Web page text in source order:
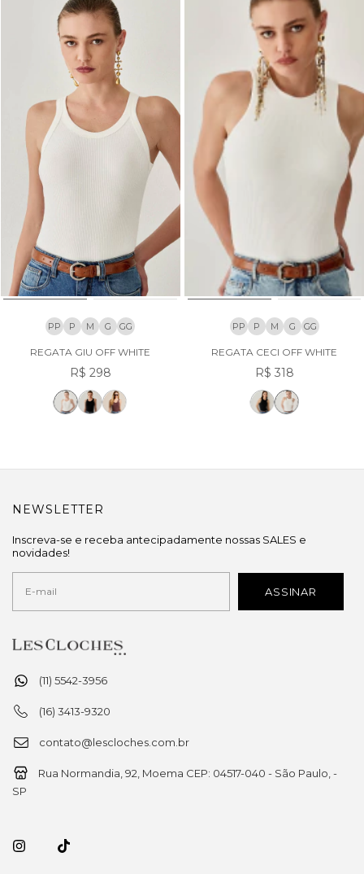
PP P M G GG
REGATA GIU OFF WHITE
R$ 298
PP P M G GG
REGATA CECI OFF WHITE
R$ 318
(11) 5542-3956
(16) 3413-9320
contato@lescloches.com.br
Rua Normandia, 92, Moema CEP: 04517-040 - São Paulo, -
SP
NEWSLETTER
Inscreva-se e receba antecipadamente nossas SALES e
novidades!